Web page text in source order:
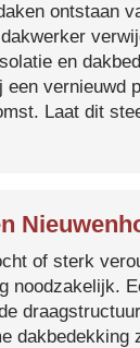
ontstaan
en
vernieuwd
Laat dit
of sterk
noodzakelijk.